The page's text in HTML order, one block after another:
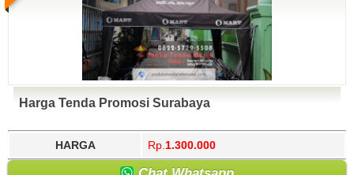
Harga Tenda Promosi Surabaya
HARGA Rp. 1.300.000